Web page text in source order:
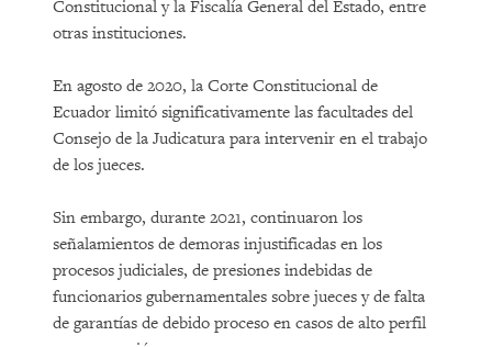
Constitucional y la Fiscalía General del Estado, entre
otras instituciones.
En agosto de 2020, la Corte Constitucional de
Ecuador limitó significativamente las facultades del
Consejo de la Judicatura para intervenir en el trabajo
de los jueces.
Sin embargo, durante 2021, continuaron los
señalamientos de demoras injustificadas en los
procesos judiciales, de presiones indebidas de
funcionarios gubernamentales sobre jueces y de falta
de garantías de debido proceso en casos de alto perfil